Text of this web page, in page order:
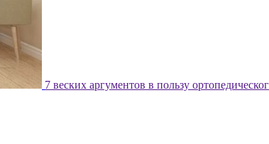
7 веских аргументов в пользу